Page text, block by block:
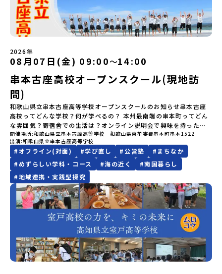
いただく予定です。・食事アレルギー対応について個別の詳細なア
レルギー対応希望にはお応えしかねる場合がございます。対応が必
要な場合は必ず事前にご相談ください。・参加取消や急遽参加でき
なくなった場合について参加決定後の参加お取り消しはご遠慮下さ
ださい。・キャンセルポリシーやむを得ない参加お取り消しの場
合、以下のルールに沿って対応させていただきます。ご了承くださ
絡日：お支払いいただく旅行代金】・21日目にあたる日以前：無
料・20日目-8日目：20％・7日目-2日目：30％・プログラム開始日
の前日：40％・プログラム開始日当日：50％・ご連絡無しでの不参
加またはプログラム開始後の解除：100％・催行中止について天候な
どの状況等によって開催を見合わせる可能性があります。その場合
は原則、開催日1週間前までにご連絡いたします。又、最少催行人数
に達しなかった場合は、開催日3週間前までに催行中止の旨をメール
にてご連絡いたします。・よくあるご質問その他、よくあるご質問
についてはこちらをご確認ください。運営団体について＜プログラ
ム主催：一般財団法人地域・教育魅力化プラットフォーム＞「意志
ある若者にあふれる持続可能な地域・社会をつくる」というビジョ
ンを掲げ、2017年3月に島根県に設立した教育事業団体です。日本
全国約200の高校と連携しながら、中学卒業後に地域の枠を越えて生
徒一人ひとりの夢や価値観に合った地域・学校で1〜3年間過ごすこ
とができるシステム「地域みらい留学」をはじめとした、教育事業
や地域活性モデルをつくり続けています。名 称：一般財団法人地
域・教育魅力化プラットフォーム設 立：2017年3月代表者：岩本
悠所在地：〒690-0842 島根県松江市東本町二丁目25-6 みらい
BASE2階 その他所在地公式HP：http://c-platform.or.jp/お問い
合わせ先担当：小川・小原E-mail：info@miratabi.jp「おためし
いただきます。当選確認フォームの期日までにご回答いただけない
場合は、当選を取り消しとさせていただきます。当選取り消しがあ
った場合は、繰り上げ当選者へご連絡させていただきます。登録メ
ールアドレスの変更をご希望の場合は下記の地域みらい留学公式
知メールをお受け取りいただけません。その場合は、
「@miratabi.jp」からのメールを受信できるよう設定をお願いいた
します。※結果に関する個別のお問合せにはお答えしておりません
ので、ご了承ください。・お申し込みについてお申込はお一人様1回
限りです。PC・スマートフォンからお申込ください。申込後の内容
変更はできません。お申込時は、メールアドレスの入力間違いにご
注意ください。・宿泊について１室に複数(同性2～4名程度)で宿泊
いただく予定です。・食事アレルギー対応について個別の詳細なア
レルギー対応希望にはお応えしかねる場合がございます。対応が必
要な場合は必ず事前にご相談ください。・参加取消や急遽参加でき
なくなった場合について参加決定後の参加お取り消しはご遠慮下さ
い。やむを得ないお取り消しの場合はお早めに事務局までご連絡く
ださい。・キャンセルポリシーやむを得ない参加お取り消しの場
合、以下のルールに沿って対応させていただきます。ご了承くださ
い。プログラム開催日の前日＜8月2日＞から、【キャンセルのご連
絡日：お支払いいただく旅行代金】・21日目にあたる日以前：無
料・20日目-8日目：20％・7日目-2日目：30％・プログラム開始日
の前日：40％・プログラム開始日当日：50％・ご連絡無しでの不参
加またはプログラム開始後の解除：100％・催行中止について天候な
どの状況等によって開催を見合わせる可能性があります。その場合
は原則、開催日1週間前までにご連絡いたします。又、最少催行人数
に達しなかった場合は、開催日3週間前までに催行中止の旨をメール
にてご連絡いたします。・よくあるご質問その他、よくあるご質問
てプログラムを変更する場合がございます。参加概要【開催場所】
岩手県八幡平市【実施日程】8月3日（月）〜8月5日（水）※参加が
確定した方には7月9日(木) 18:30～20：00に 「参加者向け事前オ
ンラインセッション」をご案内する予定です。【集合場所・時間】
盛岡駅 8月3日(月)12:00 集合【解散場所・時間】盛岡駅 8月5日(水)
14:30 解散【対象】中学2年生、中学3年生【宿泊先】ペンションき
らく※1室に複数(同性2～4名程度)で宿泊いただく予定です。【旅行
代金】無料※旅行代金に含まれる費用のうち、以下の内容が無料と
なります：・宿泊費（2泊分）・プログラム内のアクティビティ・体
験費用・一部の食事代*以下の費用は参加者のご負担となります・集
合場所までの往復交通費・お土産代や自由時間の個人飲食費などの
個人的費用【募集人数】最大10名（お申し込み多数の場合は抽選の
上決定）【参加者決定】お申し込み多数の場合は、締め切り後1週間
を目途に当落結果をご連絡いたします。【申し込み締切】6月8日
(月)12：00 から 6月22日(月) 12：00まで疑問も不安もワクワクに
変える！「おためし地域留学」ステップアップ説明会プログラムの
内容を詳しく知りたい方や、お申し込みを迷われている方向けに
Zoomでのオンライン配信を行います。知りたい情報のレベルに合
わせて、以下の2つのステップをご活用ください。【STEP 1】全体
オンライン説明会（アーカイブ動画を公開中！）〜まずは「おため
し地域留学」を知りたい方へ〜日本全国20以上の地域から選んで参
加できる「おためし地域留学」の全体像や魅力について、説明会を
開催しました。中学生一人での参加にあたり、保護者様が特に気に
なる「安全面」や「事務局のサポート体制」についても詳しく解説
しています。ぜひ、ご自宅からお気軽にご視聴ください。🎬 [アーカ
イブ動画を視聴する]YouTube：
https://youtu.be/Yt8nd04aNgA?si=e5erbspvwz5O8_uF
【STEP 2】プログラム説明会〜「八幡平市」の内容をもっと知りし
の伝統産業や、雄大な知床の裾野で命を育む酪農の歴史など、自然
の営みの一部として共生してきた風土が存在します。標津高校で
は、地域と連携して「食」を考える「フードデザイン」の授業がお
すすめの一つです。生徒たちが地元の素材を活かしたメニュー開発
を提供しています。地域のイベントにも出展して広く地元の方へ届
ける活動を行っています。今回のプログラムでは、この取り組みを
行う高校生たちと一緒に夕食づくりを体験。地域の食文化と向き合
っている先輩から直接話を聞くことができます🎵先輩たちとの交流
は、きっと「未来へのヒント」が見つかるきっかけになります。そ
んな他にはないスペシャルな魅力がギュッと詰まった北海道標津町
でアクティビティをしたり、五感で感じるフィールドワークをしな
がら「雄大な自然と生き物」「伝統的な産業と人々の暮らし」の魅
力に触れ一緒に探求しませんか？体験のおすすめポイント体験プロ
グラム内容（予定）＜１日目＞（PM）「オリエンテーション・自己
紹介ワーク」「サーモン科学館見学」 -「鮭の聖地・しべつ」の歴
史や成り立ちを知る「夕食」 -高校生も一緒にみんなで夕食「1日
目の振り返り会」＜2日目＞（AM）「 ポー川史跡公園散策または渓
流釣り体験」 -1万年前の縄文文化に触れる -渓流釣りで自然を満
喫（PM）「地引網体験」 -地元の方との交流「自由時間：海の公
園で高校生とあそぶ！かたる！」 -高校生との交流「みんなで
BBQ・花火大会」 -さらにまちの人たちと交流＜3日目＞（AM）
「3日間の振り返りワーク」 -みんなで振り返り対話（PM） 13：
00 解散 (中標津空港 13：30頃到着)※14：50 中標津空港発 (羽田
空港16：45着)便を利用する想定※天候の状況や参加人数によってプ
ログラムを変更する場合がございます。参加概要【開催場所】北海
道標津町【実施日程】8月4日（火）〜 8月6日（木）※参加が確定し
た方には7月10日(金) 18：30～20：00に「参加者向け事前オンラ
2026年
08月07日(金) 09:00〜14:00
串本古座高校オープンスクール(現地訪
問)
和歌山県立串本古座高等学校オープンスクールのお知らせ串本古座
高校ってどんな学校？何が学べるの？ 本州最南端の串本町ってどん
な雰囲気？寄宿舎での生活は？オンライン説明会で興味を持った
方、まずは学校を見てみたい方、ぜひ串本古座高校のオープンスク
ールに参加してみませんか？学校の雰囲気や町の魅力を思いっきり
体感できるチャンスです！オープンスクールの内容：授業体験：実
際の授業を体験して、学びの楽しさを感じてください。クラブ体
験・見学：多彩なクラブ活動を体験・見学して、学校生活の一端を
知ることができます。寄宿舎見学：3年間の住まいとなる寄宿舎の様
子を見学できます。個別相談コーナー：進学や学校生活についての
疑問や不安を解消できます。少しの不安が、ワクワクに変わるはず
です。夏休みの1日を串本古座高校で過ごして、未来の自分を想像
（創造）してみませんか？皆様のご参加をお待ちしています！何か
質問があれば、どうぞお気軽にお問い合わせください。
開催場所 和歌山県立串本古座高等学校 和歌山県東牟婁郡串本町串本1522
出演 和歌山県立串本古座高等学校
#オフライン(対面) #学び直し #公営塾 # まちなか
#めずらしい学科・コース #海の近く #南国暮らし
#地域連携・実践型探究